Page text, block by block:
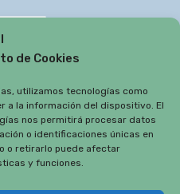
de Cookies
utilizamos tecnologías como
a la información del dispositivo. El
nos permitirá procesar datos
o identificaciones únicas en
o retirarlo puede afectar
y funciones.